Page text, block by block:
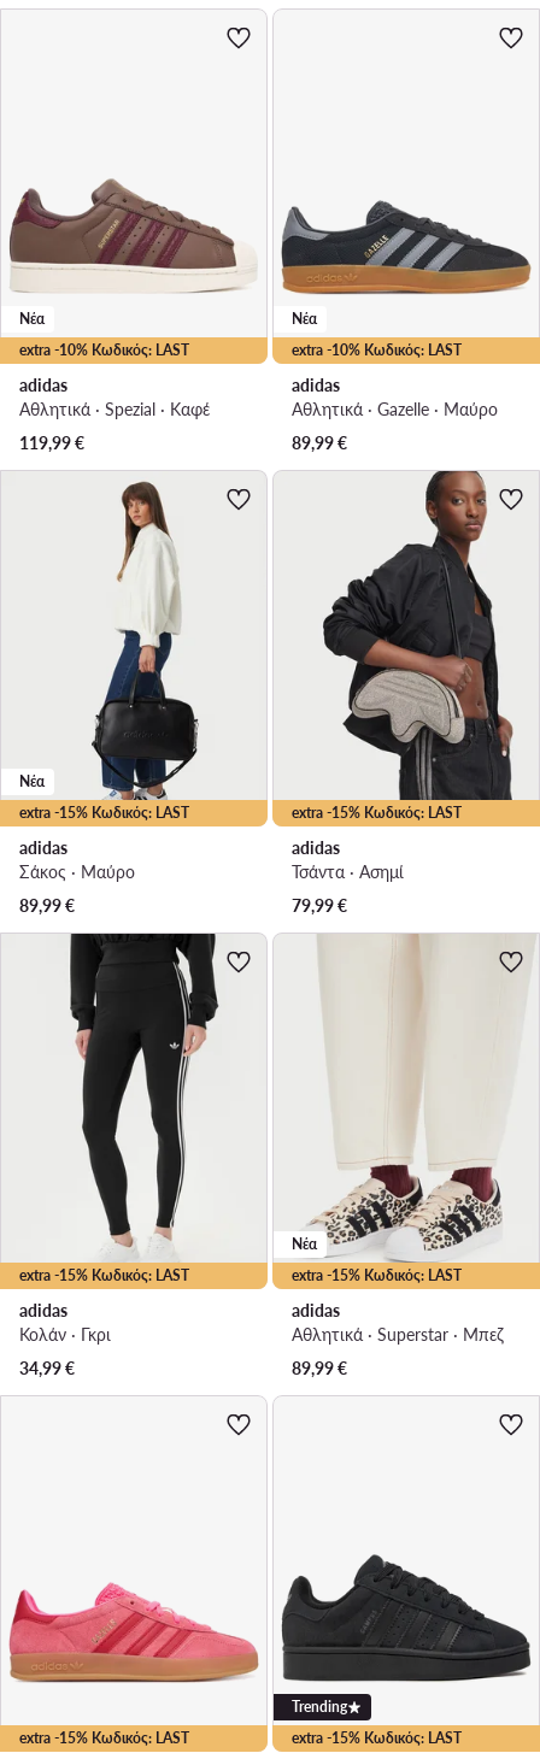
extra -10% Κωδικός: LAST
Νέα
adidas
Αθλητικά · Spezial · Καφέ
119,99€
extra -10% Κωδικός: LAST
Νέα
adidas
Αθλητικά · Gazelle · Μαύρο
89,99€
extra -15% Κωδικός: LAST
Νέα
adidas
Σάκος · Μαύρο
89,99€
extra -15% Κωδικός: LAST
adidas
Τσάντα · Ασημί
79,99€
extra -15% Κωδικός: LAST
adidas
Κολάν · Γκρι
34,99€
extra -15% Κωδικός: LAST
Νέα
adidas
Αθλητικά · Superstar · Μπεζ
89,99€
extra -15% Κωδικός: LAST extra -15% Κωδικός: LAST
Trending